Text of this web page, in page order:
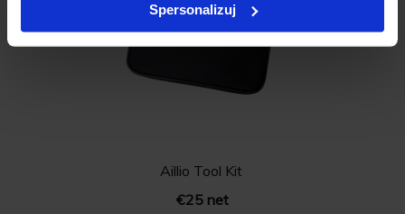
Spersonalizuj
Aillio Tool Kit
€25 net